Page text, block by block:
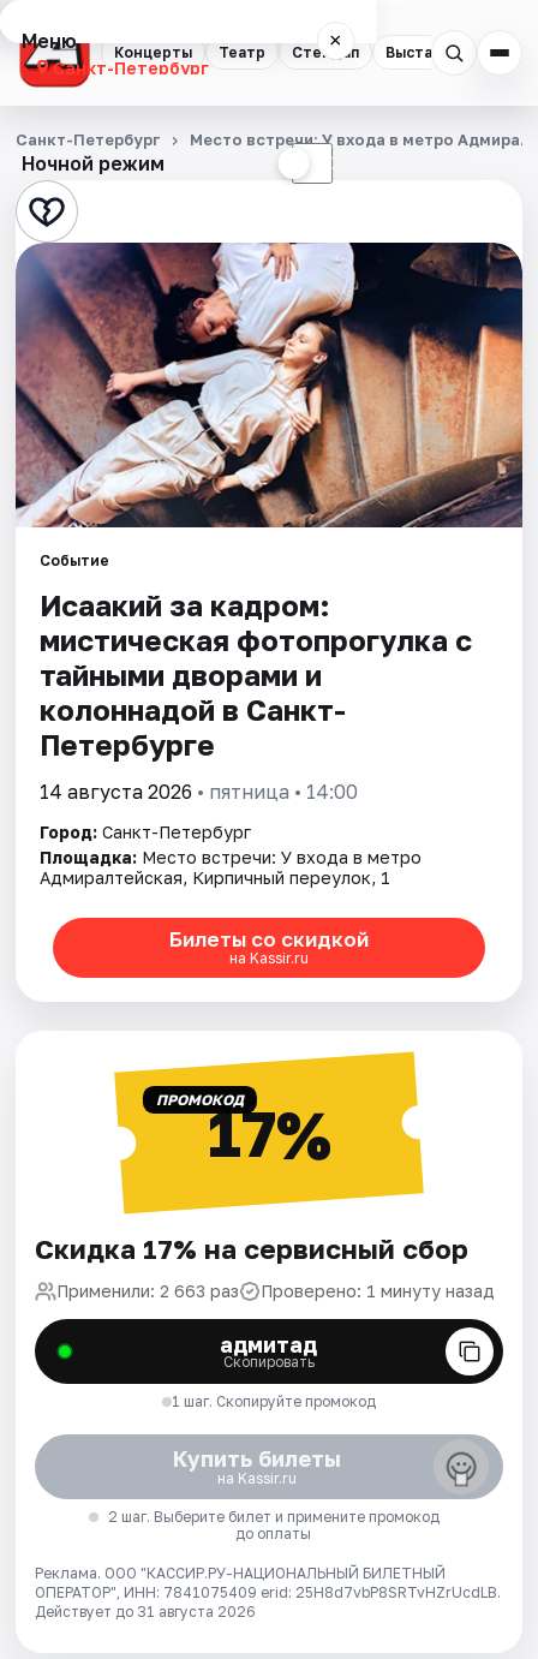
Концерты Театр Стендап Выставки
Меню ×
Санкт-Петербург
Концерты
Театр
Стендап
Выставки
Квесты
Экскурсии
Спорт
События
Города
Площадки
Артисты
Рейтинги
Ночной режим ☾
Санкт-Петербург Место встречи: У входа в метро
Событие
Исаакий за кадром:
мистическая фотопрогулка с
тайными дворами и
колоннадой в Санкт-
Петербурге
14 августа 2026 • пятница • 14:00
Город: Санкт-Петербург
Площадка: Место встречи: У входа в метро
Адмиралтейская, Кирпичный переулок, 1
Билеты со скидкой
на Kassir.ru
ПРОМОКОД17%
Скидка 17% на сервисный сбор
Применили: 2 663 раз Проверено: 1 минуту назад
адмитад
Скопировать
1 шаг. Скопируйте промокод
Купить билеты
на Kassir.ru
2 шаг. Выберите билет и примените промокод
до оплаты
Реклама. ООО "КАССИР.РУ-НАЦИОНАЛЬНЫЙ БИЛЕТНЫЙ
ОПЕРАТОР", ИНН: 7841075409 erid: 25H8d7vbP8SRTvHZrUcdLB.
Действует до 31 августа 2026